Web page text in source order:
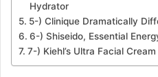
Hydrator
5-) Clinique Dramatically
6-) Shiseido, Essential
7-) Kiehl’s Ultra Facial Cream